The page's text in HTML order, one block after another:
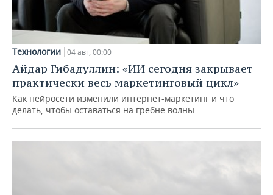
Технологии 04 авг, 00:00
Айдар Гибадуллин: «ИИ сегодня закрывает
практически весь маркетинговый цикл»
Как нейросети изменили интернет-маркетинг и что
делать, чтобы оставаться на гребне волны